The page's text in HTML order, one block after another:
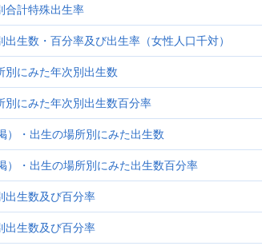
合計特殊出生率
生数・百分率及び出生率（女性人口千対）
別にみた年次別出生数
別にみた年次別出生数百分率
）・出生の場所別にみた出生数
）・出生の場所別にみた出生数百分率
出生数及び百分率
出生数及び百分率